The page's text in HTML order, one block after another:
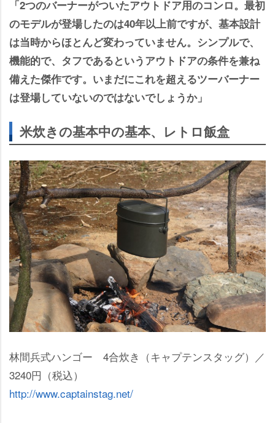
「2つのバーナーがついたアウトドア用のコンロ。最初
のモデルが登場したのは40年以上前ですが、基本設計
は当時からほとんど変わっていません。シンプルで、
機能的で、タフであるというアウトドアの条件を兼ね
備えた傑作です。いまだにこれを超えるツーバーナー
は登場していないのではないでしょうか」
米炊きの基本中の基本、レトロ飯盒
林間兵式ハンゴー 4合炊き（キャプテンスタッグ）／
3240円（税込）
http://www.captainstag.net/